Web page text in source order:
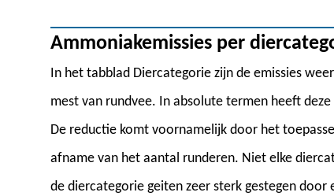
Ammoniakemissies per
In het tabblad Diercategorie zijn de emissies
mest van rundvee. In absolute termen heeft
De reductie komt voornamelijk door het
afname van het aantal runderen. Niet elke
de diercategorie geiten zeer sterk gestegen